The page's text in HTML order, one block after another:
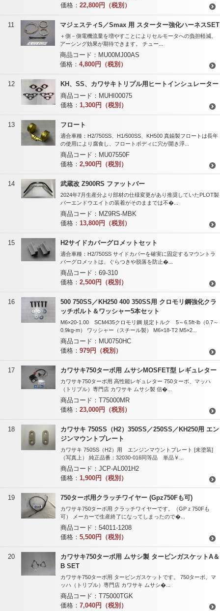
価格： 22,800円（税別）
11 マジェスティS／Smax 用 スターター強化ハーネスSET
＋側－側電機流量を増やすことによりセルモータへの負担軽減、
アーシング効果が期待できます。 チュー...
商品コード： MU00MJ00AS
価格： 4,800円（税別）
12
KH、SS、カワサキトリプル用ヒートインシュレーター
商品コード： MUHI00075
価格： 1,300円（税別）
13 フロート
適合車種：H2/750SS、H1/500SS、KH500 真鍮製フロートは長年
の使用により腐食し、フロートボディに穴が開き浮...
商品コード： MU07550F
価格： 2,900円（税別）
14 武蔵改 Z900RS ファットバー
2024年7月生産分より部材の仕様変更があり推奨していたPLOT製
バーエンドウエイトの装着がそのままでは不�...
商品コード： MZ9RS-MBK
価格： 13,800円（税別）
15 H2サイドカバーグロメットセット
適合車種：H2/750SS サイドカバーを確実に固定するマウントラ
バーグロメットは、ぐらつきや脱落を防止�...
商品コード： 69-310
価格： 2,500円（税別）
16
500 750SS／KH250 400 350SS用 クロモリ鋼強化クラ
ッチボルト＆ワッシャー5本セット
M6×20-1.00 SCM435クロモリ鋼 規定トルク 5～6.5ft-lb（0.7～
0.9kg-m） ワッシャー（スチール製） M6×18-T2 M5×2...
商品コード： MU0750HC
価格： 979円（税別）
17 カワサキ750ターボ用 ムサシMOSFET型 レギュレター
カワサキ750ターボ用 高性能レギュレター 750ターボ、マッハ
（トリプル）専門店 カワサキ ムサシ製 信�...
商品コード： T75000MR
価格： 23,000円（税別）
18
カワサキ 750SS（H2）350SS／250SS／KH250用 エン
ジンマウントプレート
カワサキ 750SS（H2）用 エンジンマウントプレート [未塗装]
（写真上） 純正品番：32030-016同等品 単品￥...
商品コード： JCP-AL001H2
価格： 1,900円（税別）
19 750ターボ用クラッチワイヤー (Gpz750Fも可)
カワサキ750ターボ用 クラッチワイヤーです。（GPｚ750Fも
可） メーカーで生産終了になってしまったので�...
商品コード： 54011-1208
価格： 5,500円（税別）
20
カワサキ750ターボ用 ムサシ製 タービンガスケットA＆
B SET
カワサキ750ターボ用 タービンガスケットです。 750ターボ、マ
ッハ（トリプル）専門店 カワサキ ムサシ�...
商品コード： T75000TGK
価格： 7,040円（税別）